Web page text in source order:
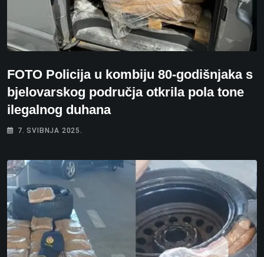
FOTO Policija u kombiju 80-godišnjaka s
bjelovarskog područja otkrila pola tone
ilegalnog duhana
7. SVIBNJA 2025.